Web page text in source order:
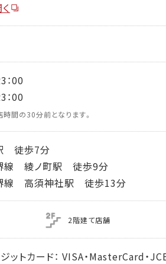
：00
：00
間の30分前となります。
徒歩7分
線 綾ノ町駅 徒歩9分
線 高須神社駅 徒歩13分
2階建て店舗
ットカード： VISA・MasterCard・